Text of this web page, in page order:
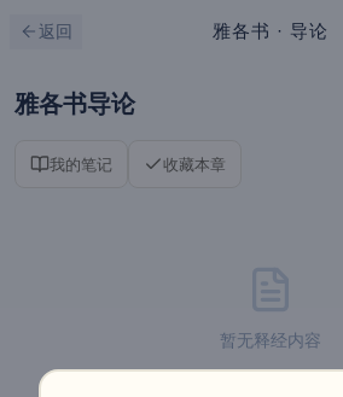
返回 雅各书 · 导论
雅各书导论
我的笔记 收藏本章
暂无释经内容